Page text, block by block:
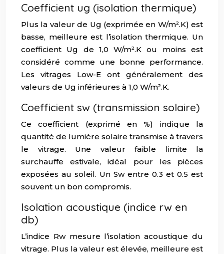
Coefficient ug (isolation thermique)
Plus la valeur de Ug (exprimée en W/m².K) est
basse, meilleure est l’isolation thermique. Un
coefficient Ug de 1,0 W/m².K ou moins est
considéré comme une bonne performance.
Les vitrages Low-E ont généralement des
valeurs de Ug inférieures à 1,0 W/m².K.
Coefficient sw (transmission solaire)
Ce coefficient (exprimé en %) indique la
quantité de lumière solaire transmise à travers
le vitrage. Une valeur faible limite la
surchauffe estivale, idéal pour les pièces
exposées au soleil. Un Sw entre 0.3 et 0.5 est
souvent un bon compromis.
Isolation acoustique (indice rw en
db)
L’indice Rw mesure l’isolation acoustique du
vitrage. Plus la valeur est élevée, meilleure est